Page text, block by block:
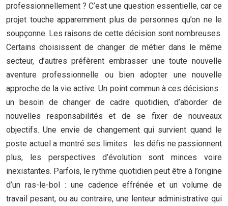
professionnellement ? C’est une question essentielle, car ce
projet touche apparemment plus de personnes qu’on ne le
soupçonne. Les raisons de cette décision sont nombreuses.
Certains choisissent de changer de métier dans le même
secteur, d’autres préfèrent embrasser une toute nouvelle
aventure professionnelle ou bien adopter une nouvelle
approche de la vie active. Un point commun à ces décisions :
un besoin de changer de cadre quotidien, d’aborder de
nouvelles responsabilités et de se fixer de nouveaux
objectifs. Une envie de changement qui survient quand le
poste actuel a montré ses limites : les défis ne passionnent
plus, les perspectives d’évolution sont minces voire
inexistantes. Parfois, le rythme quotidien peut être à l’origine
d’un ras-le-bol : une cadence effrénée et un volume de
travail pesant, ou au contraire, une lenteur administrative qui